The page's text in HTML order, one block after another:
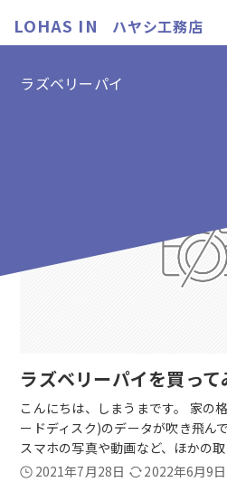
LOHAS IN ハヤシ工務店
ラズベリーパイ
ラズベリーパイを買って
こんにちは、しまうまです。 家の
ードディスク)のデータが吹き飛ん
スマホの写真や動画など、ほかの
2021年7月28日
2022年6月9日